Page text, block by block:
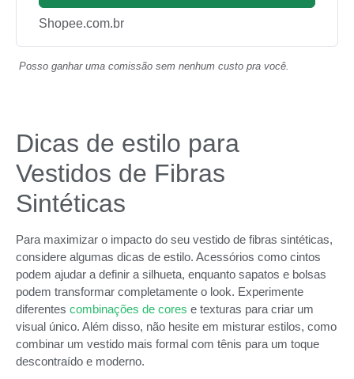
Shopee.com.br
Posso ganhar uma comissão sem nenhum custo pra você.
Dicas de estilo para
Vestidos de Fibras
Sintéticas
Para maximizar o impacto do seu vestido de fibras sintéticas,
considere algumas dicas de estilo. Acessórios como cintos
podem ajudar a definir a silhueta, enquanto sapatos e bolsas
podem transformar completamente o look. Experimente
diferentes combinações de cores e texturas para criar um
visual único. Além disso, não hesite em misturar estilos, como
combinar um vestido mais formal com tênis para um toque
descontraído e moderno.